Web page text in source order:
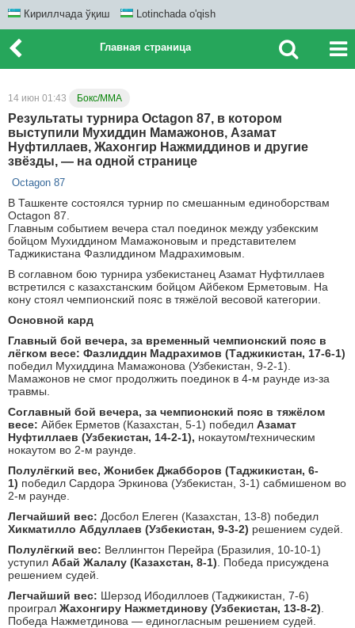
Кириллчада ўқиш Lotinchada o'qish
Главная страница
14 июн 01:43 Бокс/ММА
Результаты турнира Octagon 87, в котором
выступили Мухиддин Мамажонов, Азамат
Нуфтиллаев, Жахонгир Нажмиддинов и другие
звёзды, — на одной странице
Octagon 87
В Ташкенте состоялся турнир по смешанным единоборствам
Octagon 87.
Главным событием вечера стал поединок между узбекским
бойцом Мухиддином Мамажоновым и представителем
Таджикистана Фазлиддином Мадрахимовым.
В соглавном бою турнира узбекистанец Азамат Нуфтиллаев
встретился с казахстанским бойцом Айбеком Ерметовым. На
кону стоял чемпионский пояс в тяжёлой весовой категории.
Основной кард
Главный бой вечера, за временный чемпионский пояс в
лёгком весе: Фазлиддин Мадрахимов (Таджикистан, 17-6-1)
победил Мухиддина Мамажонова (Узбекистан, 9-2-1).
Мамажонов не смог продолжить поединок в 4-м раунде из-за
травмы.
Соглавный бой вечера, за чемпионский пояс в тяжёлом
весе: Айбек Ерметов (Казахстан, 5-1) победил Азамат
Нуфтиллаев (Узбекистан, 14-2-1), нокаутом/техническим
нокаутом во 2-м раунде.
Полулёгкий вес, Жонибек Джабборов (Таджикистан, 6-
1) победил Сардора Эркинова (Узбекистан, 3-1) сабмишеном во
2-м раунде.
Легчайший вес: Досбол Елеген (Казахстан, 13-8) победил
Хикматилло Абдуллаев (Узбекистан, 9-3-2) решением судей.
Полулёгкий вес: Веллингтон Перейра (Бразилия, 10-10-1)
уступил Абай Жалалу (Казахстан, 8-1) . Победа присуждена
решением судей.
Легчайший вес: Шерзод Ибодиллоев (Таджикистан, 7-6)
проиграл Жахонгиру Нажметдинову (Узбекистан, 13-8-2)
Победа Нажметдинова — единогласным решением судей.